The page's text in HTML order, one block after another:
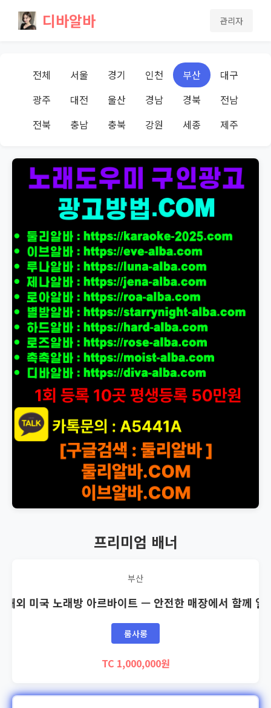
디바알바 관리자
전체 서울 경기 인천 부산
대구
광주
대전 울산 경남 경북
전남
전북
충남 충북 강원 세종 제주
프리미엄 배너
부산
외 미국 노래방 아르바이트 — 안전한 매장에서 함께 일
룸사롱
TC 1,000,000원